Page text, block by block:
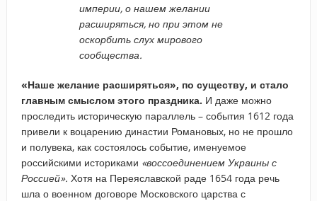
империи, о нашем желании
расширяться, но при этом не
оскорбить слух мирового
сообщества.
«Наше желание расширяться», по существу, и стало
главным смыслом этого праздника. И даже можно
проследить историческую параллель – события 1612 года
привели к воцарению династии Романовых, но не прошло
и полувека, как состоялось событие, именуемое
российскими историками «воссоединением Украины с
Россией». Хотя на Переяславской раде 1654 года речь
шла о военном договоре Московского царства с